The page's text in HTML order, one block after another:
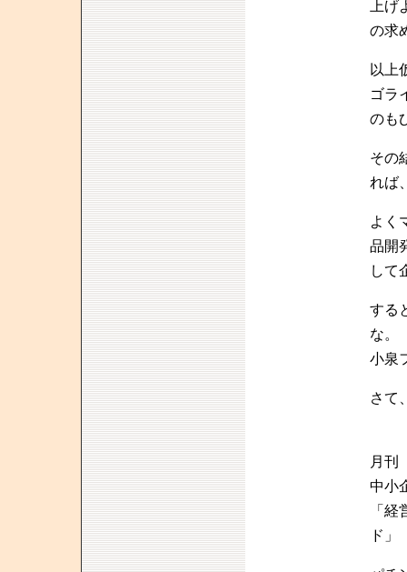
上
の求
以上
ゴラ
のも
その
れば
よく
品開
して
する
な。
小泉
さて
月刊
中小
「
ド」